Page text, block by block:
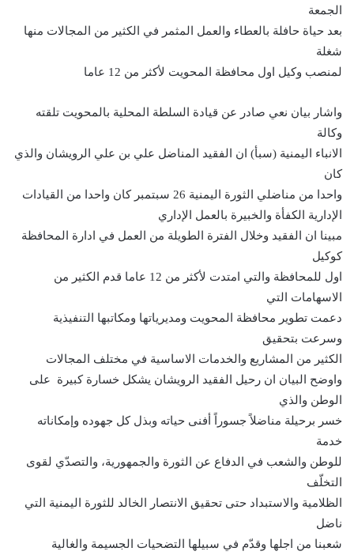
الجمعة
بعد حياة حافلة بالعطاء والعمل المثمر في الكثير من المجالات منها
شغلة
لمنصب وكيل اول محافظة المحويت لأكثر من 12 عاما
واشار بيان نعي صادر عن قيادة السلطة المحلية بالمحويت تلقته
وكالة
الانباء اليمنية (سبأ) ان الفقيد المناضل علي بن علي الرويشان والذي
كان
واحدا من مناضلي الثورة اليمنية 26 سبتمبر كان واحدا من القيادات
الإدارية الكفأة والخبيرة بالعمل الإداري
مبينا ان الفقيد وخلال الفترة الطويلة من العمل في ادارة المحافظة
كوكيل
اول للمحافظة والتي امتدت لأكثر من 12 عاما قدم الكثير من
الاسهامات التي
دعمت تطوير محافظة المحويت ومديرياتها ومكاتبها التنفيذية
وسرعت بتحقيق
الكثير من المشاريع والخدمات الاساسية في مختلف المجالات
واوضح البيان ان رحيل الفقيد الرويشان يشكل خسارة كبيرة على
الوطن والذي
خسر برحيلة مناضلاً جسوراً أفنى حياته وبذل كل جهوده وإمكاناته
خدمة
للوطن والشعب في الدفاع عن الثورة والجمهورية، والتصدّي لقوى
التخلّف
الظلامية والاستبداد حتى تحقيق الانتصار الخالد للثورة اليمنية التي
ناضل
شعبنا من اجلها وقدّم في سبيلها التضحيات الجسيمة والغالية